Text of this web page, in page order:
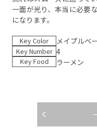
一面が光り、本当に必要
になります。
Key Color メイプルベ
Key Number 4
Key Food ラーメン